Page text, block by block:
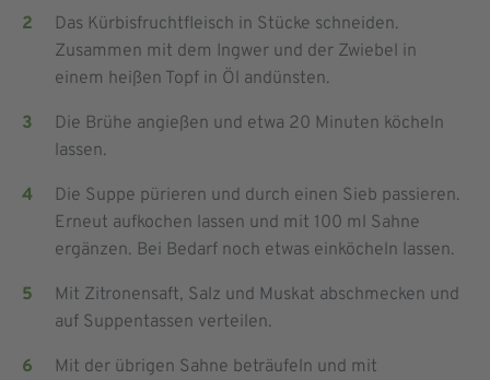
Das Kürbisfruchtfleisch in Stücke schneiden.
Zusammen mit dem Ingwer und der Zwiebel in
einem heißen Topf in Öl andünsten.
Die Brühe angießen und etwa 20 Minuten köcheln
lassen.
Die Suppe pürieren und durch einen Sieb passieren.
Erneut aufkochen lassen und mit 100 ml Sahne
ergänzen. Bei Bedarf noch etwas einköcheln lassen.
Mit Zitronensaft, Salz und Muskat abschmecken und
auf Suppentassen verteilen.
Mit der übrigen Sahne beträufeln und mit